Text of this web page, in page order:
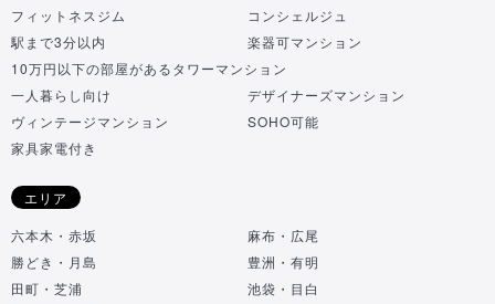
フィットネスジム
コンシェルジュ
駅まで3分以内
楽器可マンション
10万円以下の部屋があるタワーマンション
一人暮らし向け
デザイナーズマンション
ヴィンテージマンション
SOHO可能
家具家電付き
エリア
六本木・赤坂
麻布・広尾
勝どき・月島
豊洲・有明
田町・芝浦
池袋・目白